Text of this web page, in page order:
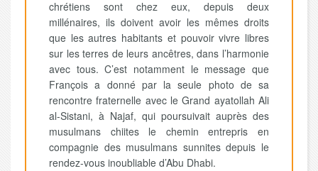
chrétiens sont chez eux, depuis deux
millénaires, ils doivent avoir les mêmes droits
que les autres habitants et pouvoir vivre libres
sur les terres de leurs ancêtres, dans l’harmonie
avec tous. C’est notamment le message que
François a donné par la seule photo de sa
rencontre fraternelle avec le Grand ayatollah Ali
al-Sistani, à Najaf, qui poursuivait auprès des
musulmans chiites le chemin entrepris en
compagnie des musulmans sunnites depuis le
rendez-vous inoubliable d’Abu Dhabi.